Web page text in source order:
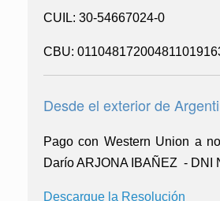
CUIL: 30-54667024-0
CBU:
Desde el exterior de
Pago con Western Union a
Darío ARJONA IBAÑEZ - DNI
Descargue la Resolución